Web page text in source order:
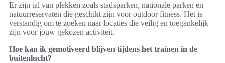
Er zijn tal van plekken zoals stadsparken, nationale parken en
natuurreservaten die geschikt zijn voor outdoor fitness. Het is
verstandig om te zoeken naar locaties die veilig en toegankelijk
zijn voor jouw gekozen activiteit.
Hoe kan ik gemotiveerd blijven tijdens het trainen in de
buitenlucht?